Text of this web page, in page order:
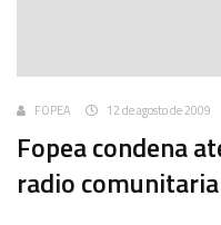
FOPEA 12 de agosto de 2009
Fopea condena
radio